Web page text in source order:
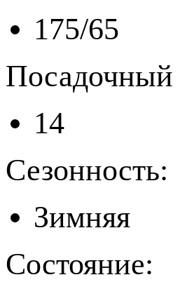
175/65
Посадочный
14
Сезонность:
Зимняя
Состояние: